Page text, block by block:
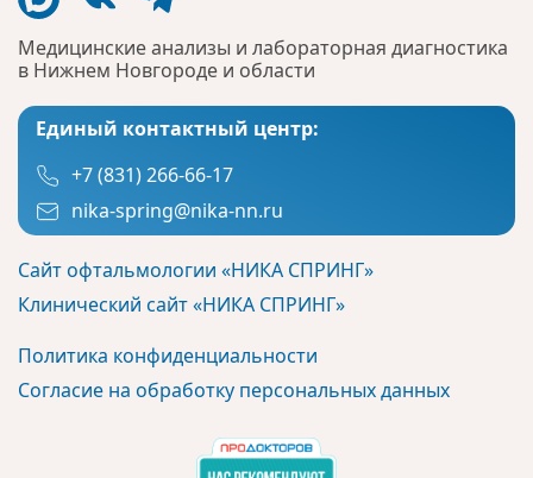
Медицинские анализы и лабораторная диагностика
в Нижнем Новгороде и области
Единый контактный центр:
+7 (831) 266-66-17
nika-spring@nika-nn.ru
Сайт офтальмологии «НИКА СПРИНГ»
Клинический сайт «НИКА СПРИНГ»
Политика конфиденциальности
Согласие на обработку персональных данных